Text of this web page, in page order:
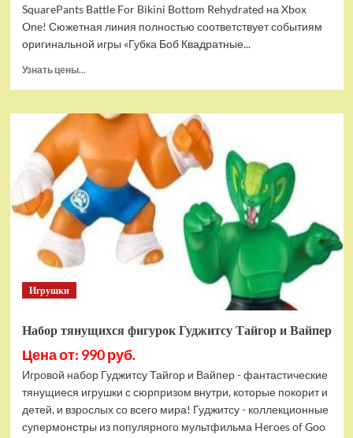
SquarePants Battle For Bikini Bottom Rehydrated на Xbox
One! Сюжетная линия полностью соответствует событиям
оригинальной игры «Губка Боб Квадратные...
Узнать цены...
Игра
Sponge
Bob
SquarePants
Battle
For
Bikini
Bottom
Rehydrated
(XBOX
Игрушки
Набор тянущихся фигурок Гуджитсу Тайгор и Вайпер
Цена от: 990 руб.
Игровой набор Гуджитсу Тайгор и Вайпер - фантастические
тянущиеся игрушки с сюрпризом внутри, которые покорит и
детей, и взрослых со всего мира! Гуджитсу - коллекционные
супермонстры из популярного мультфильма Heroes of Goo